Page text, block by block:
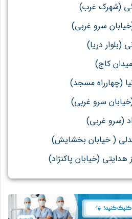
(شهرک غرب)
سرو غربی)
(بلوار دریا)
کاج)
ا (چهارراه مسجد)
سرو غربی)
(سرو غربی)
( خیابان بخشایش)
(خیابان پاکنژاد)